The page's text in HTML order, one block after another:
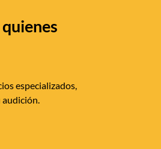
especializados,
audición.